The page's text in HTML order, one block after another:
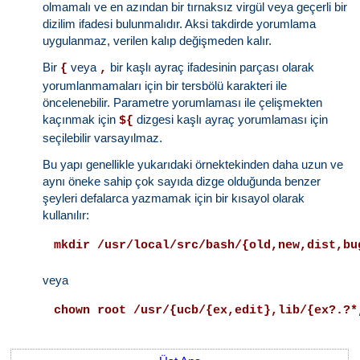
olmamalı ve en azından bir tırnaksız virgül veya geçerli bir
dizilim ifadesi bulunmalıdır. Aksi takdirde yorumlama
uygulanmaz, verilen kalıp değişmeden kalır.
Bir { veya , bir kaşlı ayraç ifadesinin parçası olarak
yorumlanmamaları için bir tersbölü karakteri ile
öncelenebilir. Parametre yorumlaması ile çelişmekten
kaçınmak için${ dizgesi kaşlı ayraç yorumlaması için
seçilebilir varsayılmaz.
Bu yapı genellikle yukarıdaki örnektekinden daha uzun ve
aynı öneke sahip çok sayıda dizge olduğunda benzer
şeyleri defalarca yazmamak için bir kısayol olarak
kullanılır:
mkdir /usr/local/src/bash/
veya
chown root /usr/{ucb/{ex,edit},lib/